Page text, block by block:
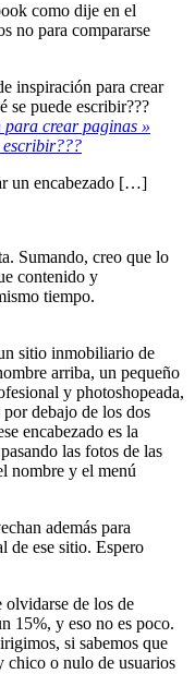
como dije en el
no para compararse
crear paginas »
escribir???
un encabezado […]
Sumando, creo que lo
contenido y
tiempo.
sitio inmobiliario de
arriba, un pequeño
y photoshopeada,
debajo de los dos
encabezado es la
las fotos de las
nombre y el menú
además para
de ese sitio. Espero
olvidarse de los de
15%, y eso no es poco.
si sabemos que
chico o nulo de usuarios